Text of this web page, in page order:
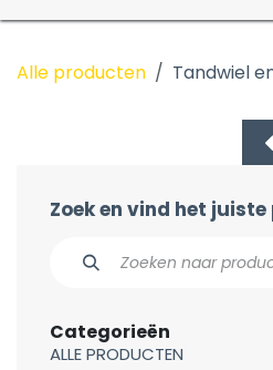
Alle producten Tandwiel
Zoek en vind het
Categorieën
ALLE PRODUCTEN